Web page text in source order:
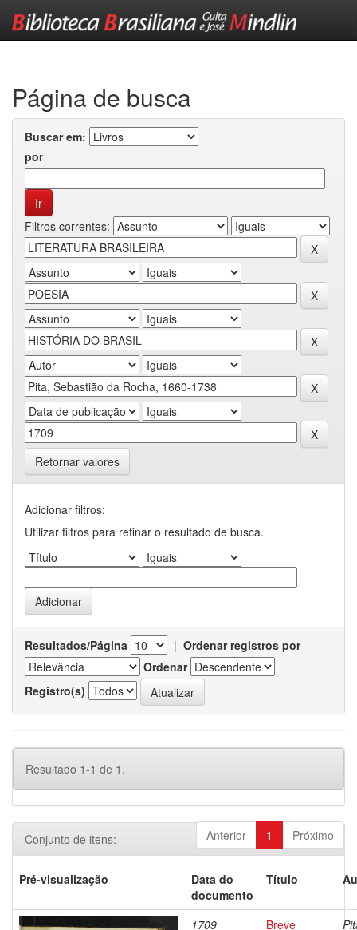
Página de busca
Buscar em:
por
Filtros correntes:
Retornar valores
Adicionar filtros:
Utilizar filtros para refinar o resultado de busca.
Resultados/Página | Ordenar registros por
Ordenar
Registro(s)
Resultado 1-1 de 1.
Anterior 1 Próximo
Conjunto de itens:
Pré-visualização
Data do
documento
Título
1709
Breve